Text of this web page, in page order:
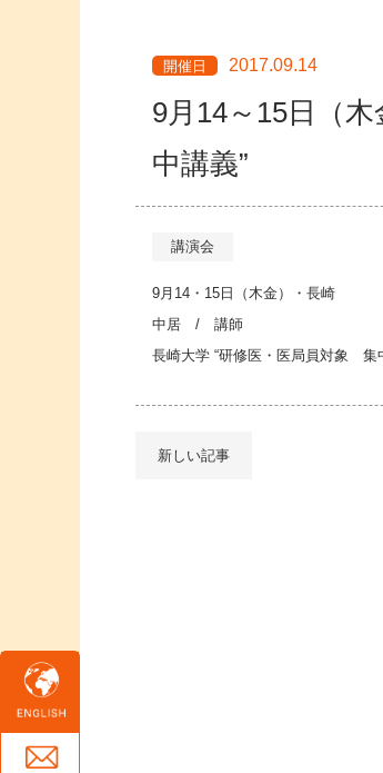
開催日 2017.09.14
9月14～15日（
中講義”
講演会
9月14・15日（木金）・長崎
中居 / 講師
長崎大学 “研修医・医局員対象 集
新しい記事